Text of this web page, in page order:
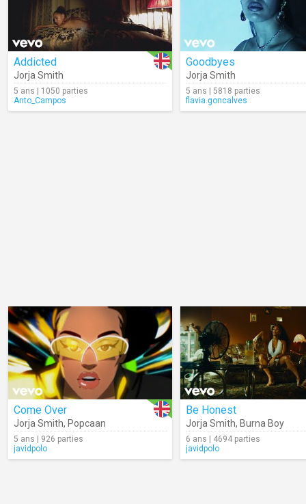
Addicted
Jorja Smith
5 ans | 1050 parties
Anto_Campos
Goodbyes
Jorja Smith
5 ans | 5818 parties
flavia.goncalves
Come Over
Jorja Smith, Popcaan
5 ans | 926 parties
javidpolo
Be Honest
Jorja Smith, Burna Boy
6 ans | 4694 parties
javidpolo